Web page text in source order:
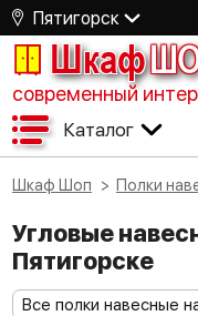
Пятигорск
Шкаф
современный
Каталог
Шкаф Шоп Полки
Угловые навесные настенные полки в
Пятигорске
Все полки навесные